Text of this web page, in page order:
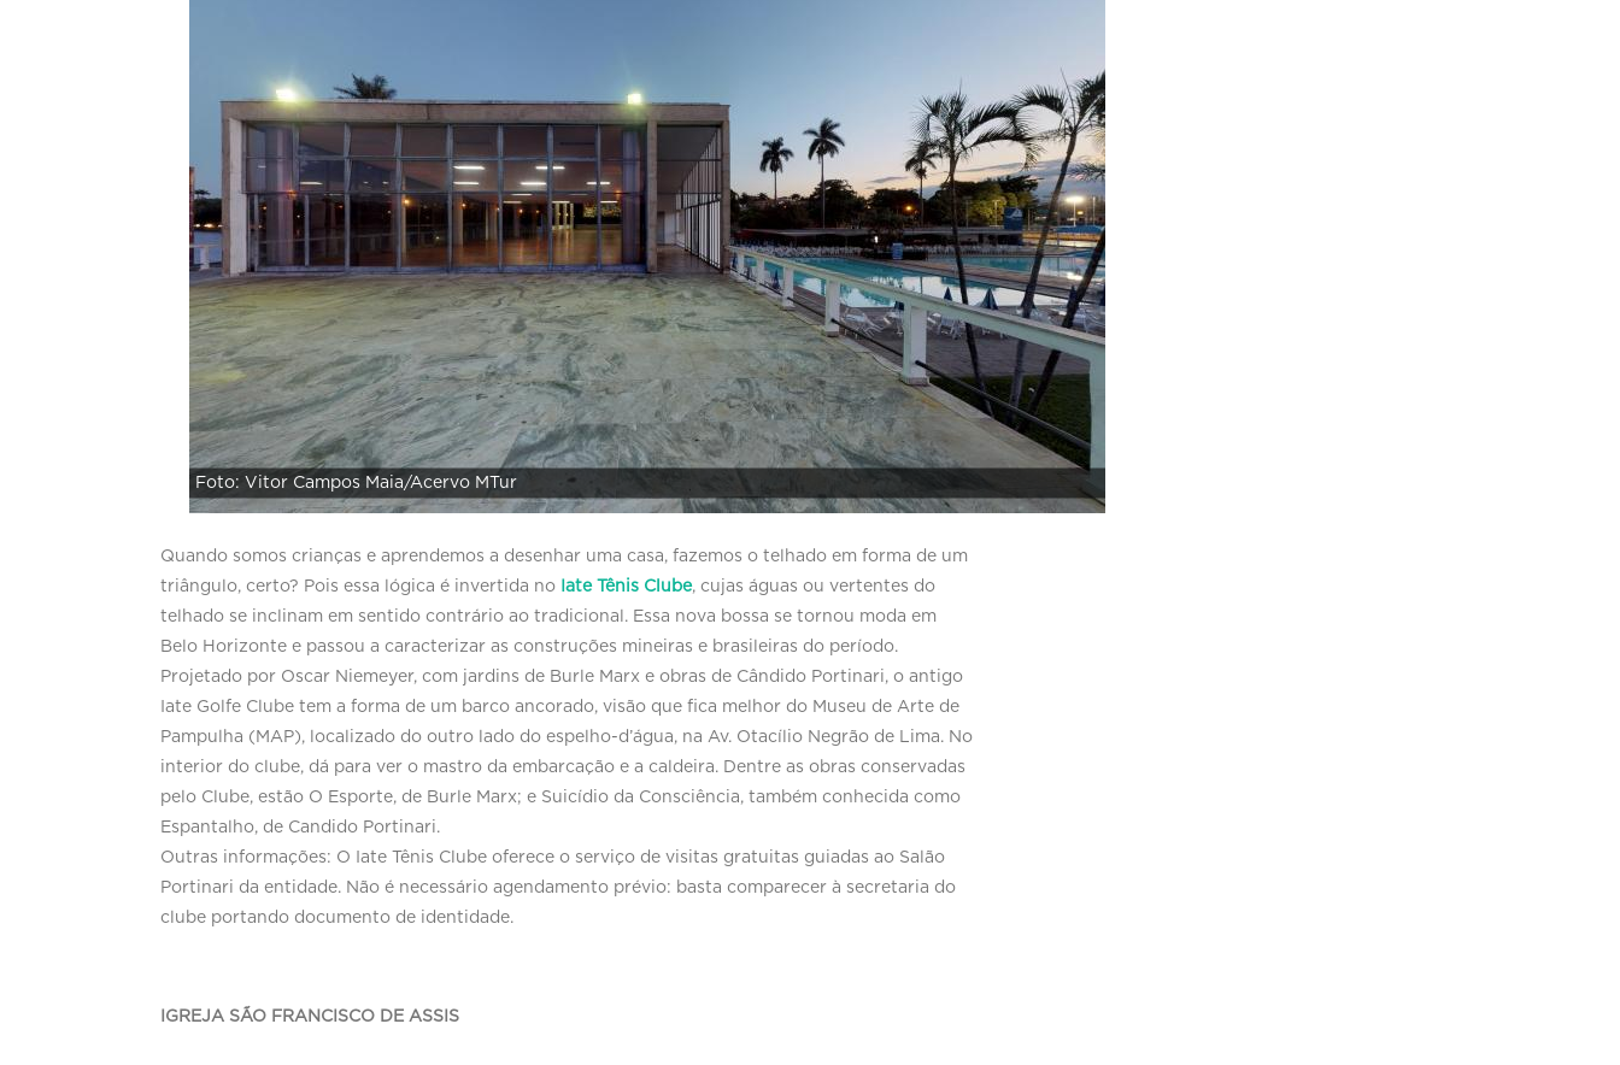
Foto: Vitor Campos Maia/Acervo MTur
Quando somos crianças e aprendemos a desenhar uma casa, fazemos o telhado em forma de um
triângulo, certo? Pois essa lógica é invertida no Iate Tênis Clube, cujas águas ou vertentes do
telhado se inclinam em sentido contrário ao tradicional. Essa nova bossa se tornou moda em
Belo Horizonte e passou a caracterizar as construções mineiras e brasileiras do período.
Projetado por Oscar Niemeyer, com jardins de Burle Marx e obras de Cândido Portinari, o antigo
Iate Golfe Clube tem a forma de um barco ancorado, visão que fica melhor do Museu de Arte de
Pampulha (MAP), localizado do outro lado do espelho-d’água, na Av. Otacílio Negrão de Lima. No
interior do clube, dá para ver o mastro da embarcação e a caldeira. Dentre as obras conservadas
pelo Clube, estão O Esporte, de Burle Marx; e Suicídio da Consciência, também conhecida como
Espantalho, de Candido Portinari.
Outras informações: O Iate Tênis Clube oferece o serviço de visitas gratuitas guiadas ao Salão
Portinari da entidade. Não é necessário agendamento prévio: basta comparecer à secretaria do
clube portando documento de identidade.
IGREJA SÃO FRANCISCO DE ASSIS